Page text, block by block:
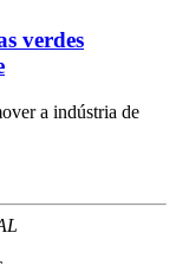
verdes
a indústria de